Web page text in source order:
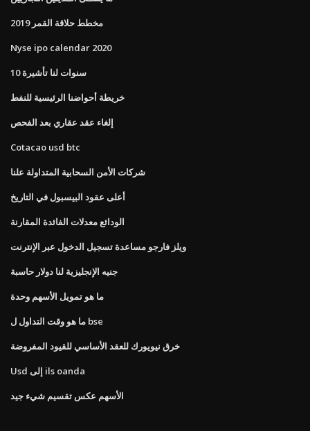
مخطط حلاقة القمر 2019
Nyse ipo calendar 2020
10 سنوات لنا تأشيرة
خريطة أحواضنا الرئيسية للنفط
إلغاء عقد عقاري بعد الفحص
Cotacao usd btc
شركات الأمن السحابية المتداولة علنا
أعلى عقود البيسبول في التاريخ
الودائع معدلات الفائدة المقارنة
ويلز فارجو مساعدة تسجيل الدخول عبر الإنترنت
جنيه الإنجليزية لنا دولار حاسبة
ما هو تمويل الأسهم وحدة
ما هو وقت التداول ل bse
خرق نيويورك للعقد الأساسي للقيود المفروضة
Usd إلى ils oanda
الأسهم عكس تقسيم شيء جيد